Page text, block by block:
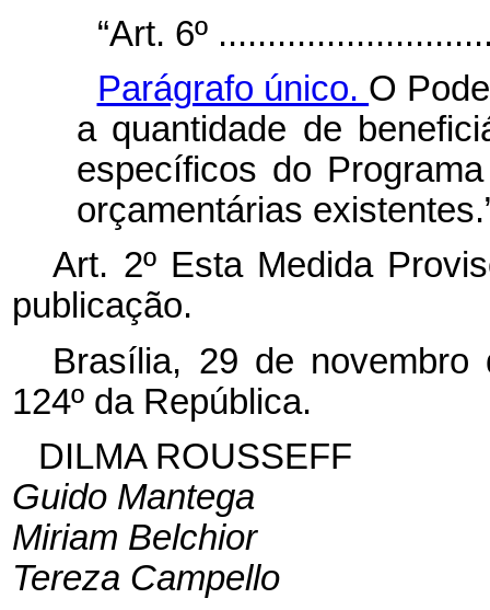
“Art. 6º
Parágrafo único. O
a quantidade de
específicos do
orçamentárias
Art. 2º Esta Medida
publicação.
Brasília, 29 de novembro
124º da República.
DILMA ROUSSEFF
Guido Mantega
Miriam Belchior
Tereza Campello